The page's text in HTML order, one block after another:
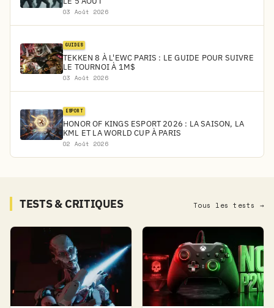
03 Août 2026
GUIDES
TEKKEN 8 À L'EWC PARIS : LE GUIDE POUR SUIVRE
LE TOURNOI À 1M$
03 Août 2026
ESPORT
HONOR OF KINGS ESPORT 2026 : LA SAISON, LA
KML ET LA WORLD CUP À PARIS
02 Août 2026
TESTS & CRITIQUES Tous les tests →